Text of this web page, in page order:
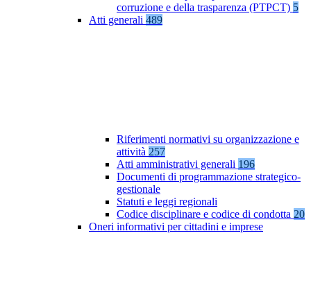
corruzione e della trasparenza (PTPCT) 5
Atti generali 489
Riferimenti normativi su organizzazione e
attività 257
Atti amministrativi generali 196
Documenti di programmazione strategico-
gestionale
Statuti e leggi regionali
Codice disciplinare e codice di condotta 20
Oneri informativi per cittadini e imprese